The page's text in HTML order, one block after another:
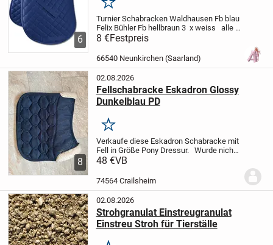
6
Merken
Turnier Schabracken Waldhausen Fb blau
Felix Bühler Fb hellbraun 3 x weiss
alle
in gutem wenig benutzten Zustand
8 €Festpreis
66540 Neunkirchen (Saarland)
8
02.08.2026
Fellschabracke Eskadron Glossy
Dunkelblau PD
Merken
Verkaufe diese Eskadron Schabracke mit
Fell in Größe Pony Dressur.
Wurde nicht
so oft genutzt und so gut es geht geputzt.
Privatverkauf keine Garantie,...
48 €VB
74564 Crailsheim
02.08.2026
Strohgranulat Einstreugranulat
Einstreu Stroh für Tierställe